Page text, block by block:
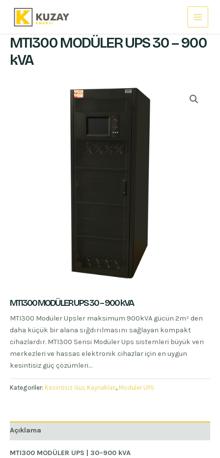
Main
Menu
MTI300 MODÜLER UPS 30 – 900
kVA
MTI300 MODÜLER UPS 30 – 900 kVA
MTI300 Modüler Upsler maksimum 900kVA gücün 2m² den
daha küçük bir alana sığdırılmasını sağlayan kompakt
cihazlardır. MTI300 Serisi Modüler Ups sistemleri büyük veri
merkezleri ve hassas elektronik cihazlar için en uygun
kesintisiz güç çözümleri…
Kategoriler: Kesintisiz Güç Kaynakları, Modüler UPS
Açıklama
MTI300 MODÜLER UPS | 30–900 kVA